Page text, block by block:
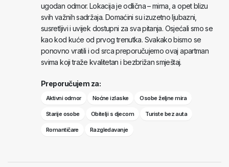
ugodan odmor. Lokacija je odlična – mirna, a opet blizu
svih važnih sadržaja. Domaćini su izuzetno ljubazni,
susretljivi i uvijek dostupni za sva pitanja. Osjećali smo se
kao kod kuće od prvog trenutka. Svakako bismo se
ponovno vratili i od srca preporučujemo ovaj apartman
svima koji traže kvalitetan i bezbrižan smještaj.
Preporučujem za:
Aktivni odmor Noćne izlaske Osobe željne mira
Starije osobe Obitelji s djecom Turiste bez auta
Romantičare Razgledavanje